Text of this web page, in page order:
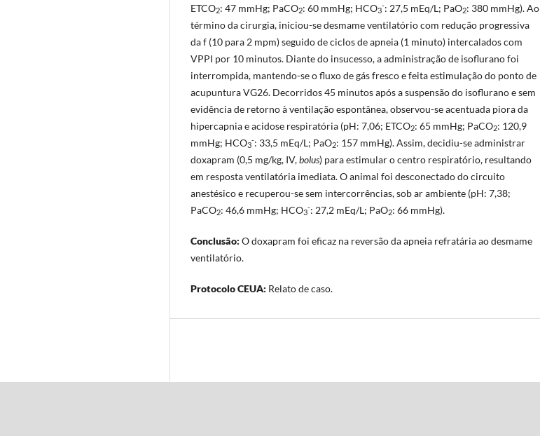
ETCO2: 47 mmHg; PaCO2: 60 mmHg; HCO3
-: 27,5 mEq/L; PaO2: 380 mmHg). Ao
término da cirurgia, iniciou-se desmame ventilatório com redução progressiva
da f (10 para 2 mpm) seguido de ciclos de apneia (1 minuto) intercalados com
VPPI por 10 minutos. Diante do insucesso, a administração de isoflurano foi
interrompida, mantendo-se o fluxo de gás fresco e feita estimulação do ponto de
acupuntura VG26. Decorridos 45 minutos após a suspensão do isoflurano e sem
evidência de retorno à ventilação espontânea, observou-se acentuada piora da
hipercapnia e acidose respiratória (pH: 7,06; ETCO2: 65 mmHg; PaCO2: 120,9
mmHg; HCO3
-: 33,5 mEq/L; PaO2: 157 mmHg). Assim, decidiu-se administrar
doxapram (0,5 mg/kg, IV,bolus) para estimular o centro respiratório, resultando
em resposta ventilatória imediata. O animal foi desconectado do circuito
anestésico e recuperou-se sem intercorrências, sob ar ambiente (pH: 7,38;
PaCO2: 46,6 mmHg; HCO3
-: 27,2 mEq/L; PaO2: 66 mmHg).
Conclusão: O doxapram foi eficaz na reversão da apneia refratária ao desmame
ventilatório.
Protocolo CEUA: Relato de caso.